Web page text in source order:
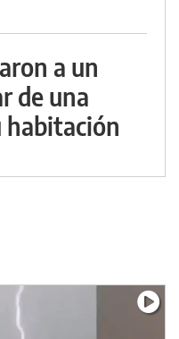
a un
de una
habitación